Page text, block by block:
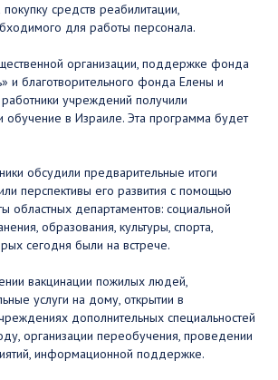
средств реабилитации,
для работы персонала. ⠀
организации, поддержке фонда
и благотворительного фонда Елены и
учреждений получили
обучение в Израиле. Эта программа будет
обсудили предварительные итоги
перспективы его развития с помощью
областных департаментов: социальной
образования, культуры, спорта,
сегодня были на встрече. ⠀
вакцинации пожилых людей,
услуги на дому, открытии в
дополнительных специальностей
организации переобучения, проведении
информационной поддержке. ⠀